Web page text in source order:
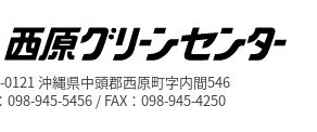
0121 沖縄県中頭郡西原町字内間546
098-945-5456 / FAX：098-945-4250